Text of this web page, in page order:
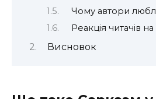
Чому автори
Реакція читачів
Висновок